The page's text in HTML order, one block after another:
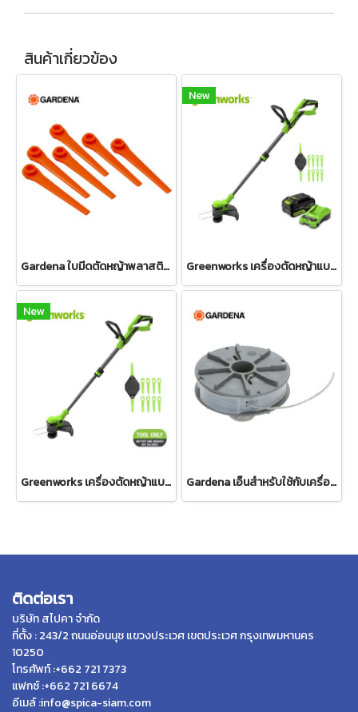
สินค้าเกี่ยวข้อง
Gardena ใบมีดตัดหญ้าพลาสติก แบบเปลี่ยนสำหรับเครื่องตัดหญ้า (เซต 20 ชิ้น) (05368-20)
New
Greenworks เครื่องตัดหญ้าแบตเตอรี่ ขนาด 24V พร้อมแบตเตอรี่(4 แอมป์)และแท่นชาร์จเร็ว
New
Greenworks เครื่องตัดหญ้าแบตเตอรี่ ขนาด 24V (เฉพาะตัวเครื่อง) Gardena เอ็นสำหรับใช้กับเครื่องตัดหญ้า 300/23 (05307-20)
ติดต่อเรา
บริษัท สไปคา จำกัด
ที่ตั้ง : 243/2 ถนนอ่อนนุช แขวงประเวศ เขตประเวศ กรุงเทพมหานคร
10250
โทรศัพท์ :+662 721 7373
แฟกซ์ :+662 721 6674
อีเมล์ :info@spica-siam.com